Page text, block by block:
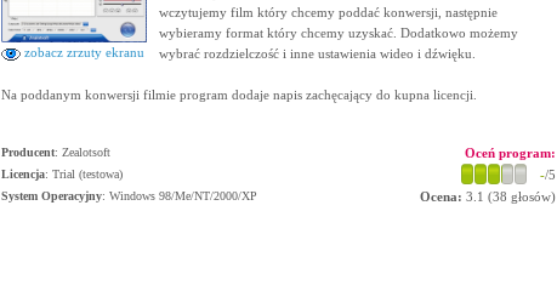
zobacz zrzuty ekranu
wczytujemy film który chcemy poddać konwersji, następnie
wybieramy format który chcemy uzyskać. Dodatkowo możemy
wybrać rozdzielczość i inne ustawienia wideo i dźwięku.
Na poddanym konwersji filmie program dodaje napis zachęcający do kupna licencji.
Producent: Zealotsoft
Licencja: Trial (testowa)
System Operacyjny: Windows 98/Me/NT/2000/XP
Oceń program:
-/5
Ocena: 3.1 (38 głosów)